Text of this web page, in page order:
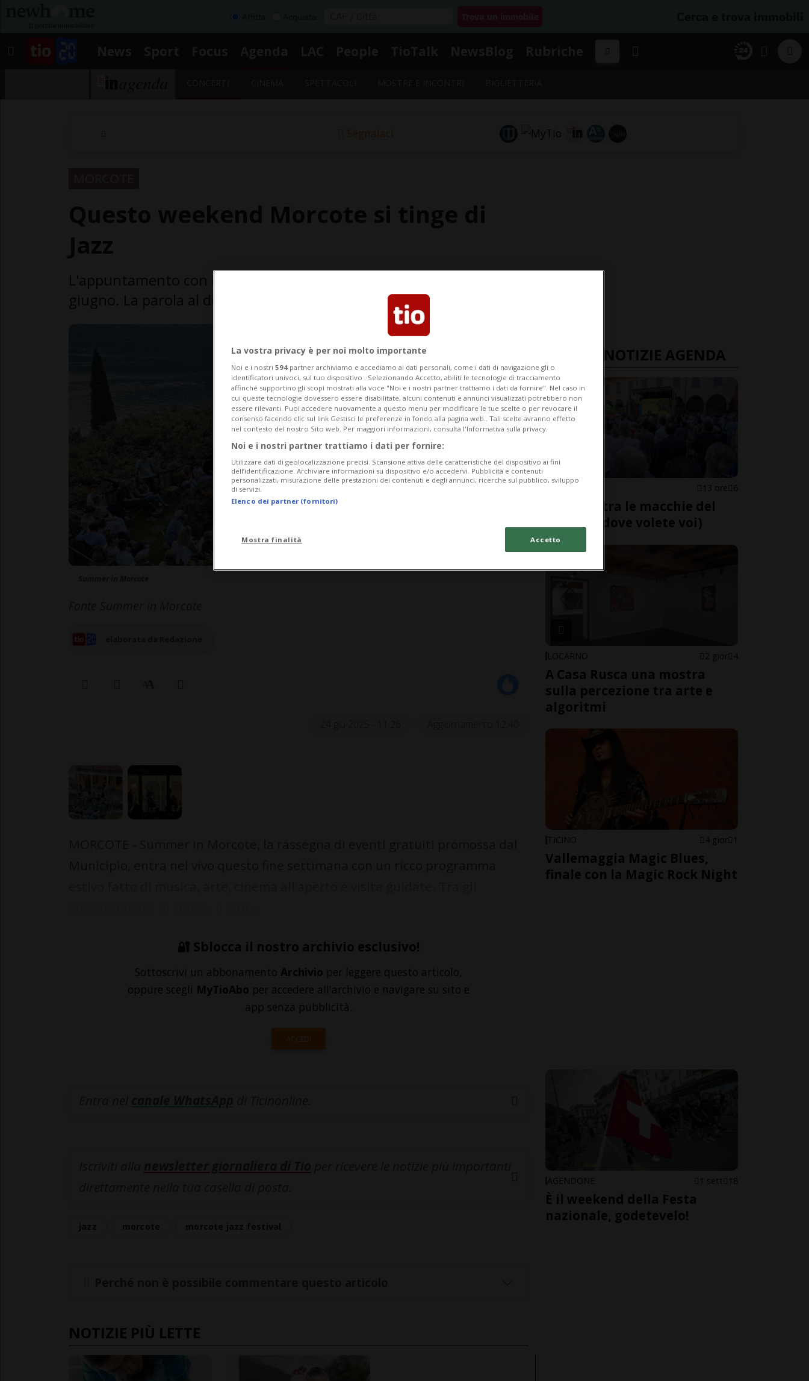
Segnalaci
giugno. La parola al direttore artistico Roberto Pianca.
🔐 Sblocca il nostro archivio esclusivo!
Sottoscrivi un abbonamento Archivio per leggere questo articolo,
oppure scegli MyTioAbo per accedere all'archivio e navigare su sito e
app senza pubblicità.
ACCEDI
NOTIZIE PIÙ LETTE
ULTIME NOTIZIE AGENDA
AGENDONE 13 ore 6
Perdersi tra le macchie del
Pardo (o dove volete voi)
LOCARNO 2 gior 4
A Casa Rusca una mostra
sulla percezione tra arte e
algoritmi
TICINO 4 gior 1
Vallemaggia Magic Blues,
finale con la Magic Rock Night
AGENDONE 1 sett 18
È il weekend della Festa
nazionale, godetevelo!
La vostra privacy è per noi molto importante
Noi e i nostri 594 partner archiviamo e accediamo ai dati personali, come i dati di navigazione gli o
identificatori univoci, sul tuo dispositivo . Selezionando Accetto, abiliti le tecnologie di tracciamento
affinché supportino gli scopi mostrati alla voce "Noi e i nostri partner trattiamo i dati da fornire". Nel caso in
cui queste tecnologie dovessero essere disabilitate, alcuni contenuti e annunci visualizzati potrebbero non
essere rilevanti. Puoi accedere nuovamente a questo menu per modificare le tue scelte o per revocare il
consenso facendo clic sul link Gestisci le preferenze in fondo alla pagina web.. Tali scelte avranno effetto
nel contesto del nostro Sito web. Per maggiori informazioni, consulta l'Informativa sulla privacy.
Noi e i nostri partner trattiamo i dati per fornire:
Utilizzare dati di geolocalizzazione precisi. Scansione attiva delle caratteristiche del dispositivo ai fini
dell’identificazione. Archiviare informazioni su dispositivo e/o accedervi. Pubblicità e contenuti
personalizzati, misurazione delle prestazioni dei contenuti e degli annunci, ricerche sul pubblico, sviluppo
di servizi.
Elenco dei partner (fornitori)
Mostra finalità Accetto